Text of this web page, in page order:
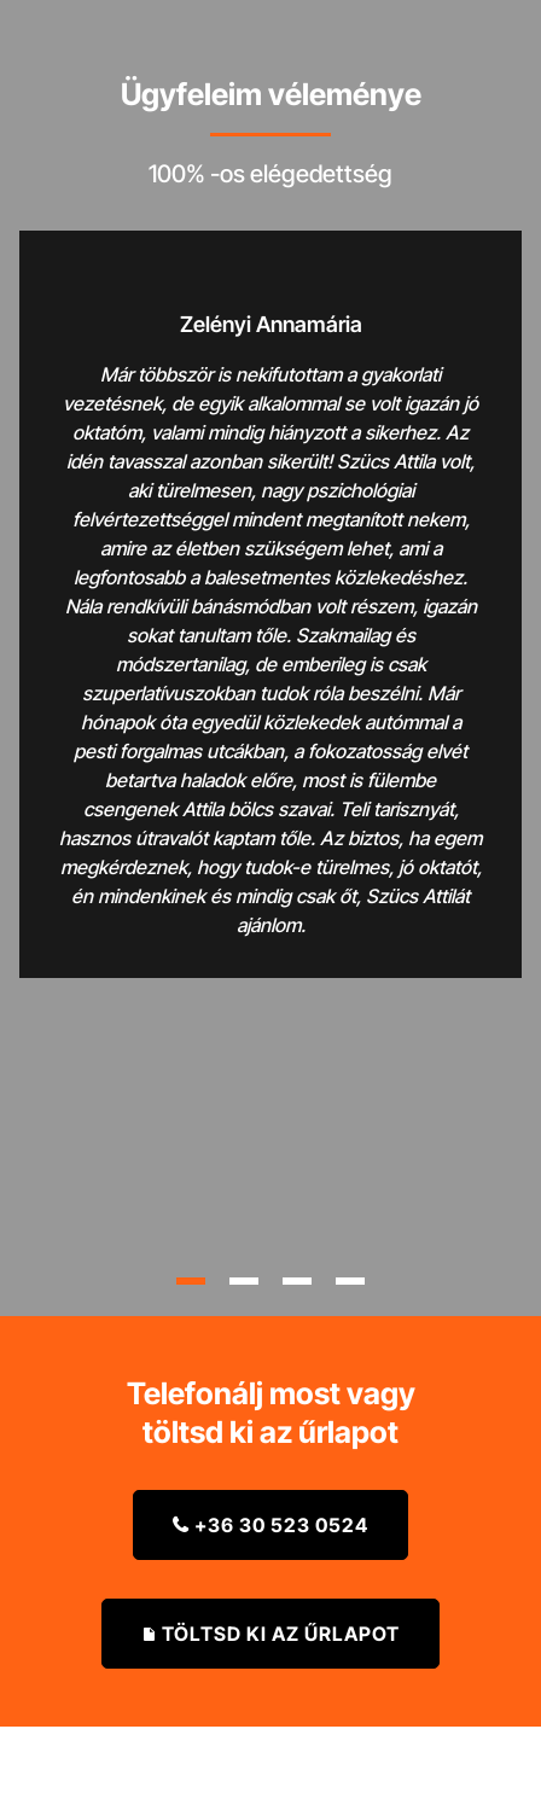
Ügyfeleim véleménye
100% -os elégedettség
Zelényi Annamária
Már többször is nekifutottam a gyakorlati
vezetésnek, de egyik alkalommal se volt igazán jó
oktatóm, valami mindig hiányzott a sikerhez. Az
idén tavasszal azonban sikerült! Szücs Attila volt,
aki türelmesen, nagy pszichológiai
felvértezettséggel mindent megtanított nekem,
amire az életben szükségem lehet, ami a
legfontosabb a balesetmentes közlekedéshez.
Nála rendkívüli bánásmódban volt részem, igazán
sokat tanultam tőle. Szakmailag és
módszertanilag, de emberileg is csak
szuperlatívuszokban tudok róla beszélni. Már
hónapok óta egyedül közlekedek autómmal a
pesti forgalmas utcákban, a fokozatosság elvét
betartva haladok előre, most is fülembe
csengenek Attila bölcs szavai. Teli tarisznyát,
hasznos útravalót kaptam tőle. Az biztos, ha egem
megkérdeznek, hogy tudok-e türelmes, jó oktatót,
én mindenkinek és mindig csak őt, Szücs Attilát
ajánlom.
Telefonálj most vagy
töltsd ki az űrlapot
 +36 30 523 0524
TÖLTSD KI AZ ŰRLAPOT